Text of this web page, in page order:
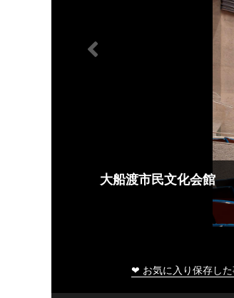
大船渡市民文化会館
❤ お気に入り保存し